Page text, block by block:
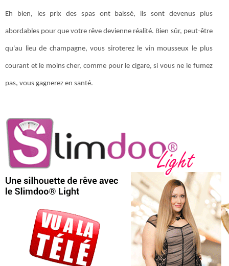
Eh bien, les prix des spas ont baissé, ils sont devenus plus
abordables pour que votre rêve devienne réalité. Bien sûr, peut-être
qu'au lieu de champagne, vous siroterez le vin mousseux le plus
courant et le moins cher, comme pour le cigare, si vous ne le fumez
pas, vous gagnerez en santé.